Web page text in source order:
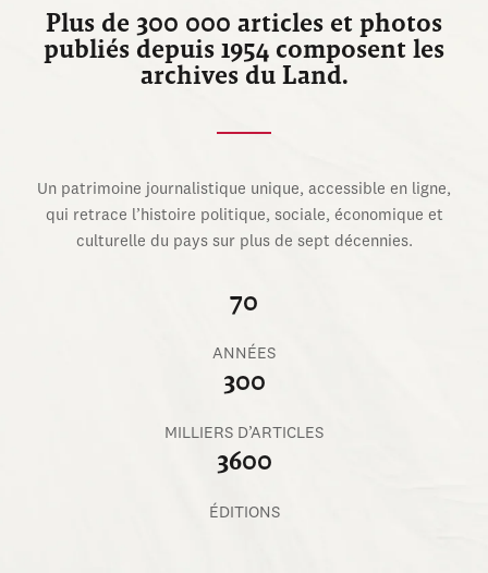
Plus de 300 000 articles et photos
publiés depuis 1954 composent les
archives du Land.
Un patrimoine journalistique unique, accessible en ligne,
qui retrace l’histoire politique, sociale, économique et
culturelle du pays sur plus de sept décennies.
70
ANNÉES
300
MILLIERS D’ARTICLES
3600
ÉDITIONS